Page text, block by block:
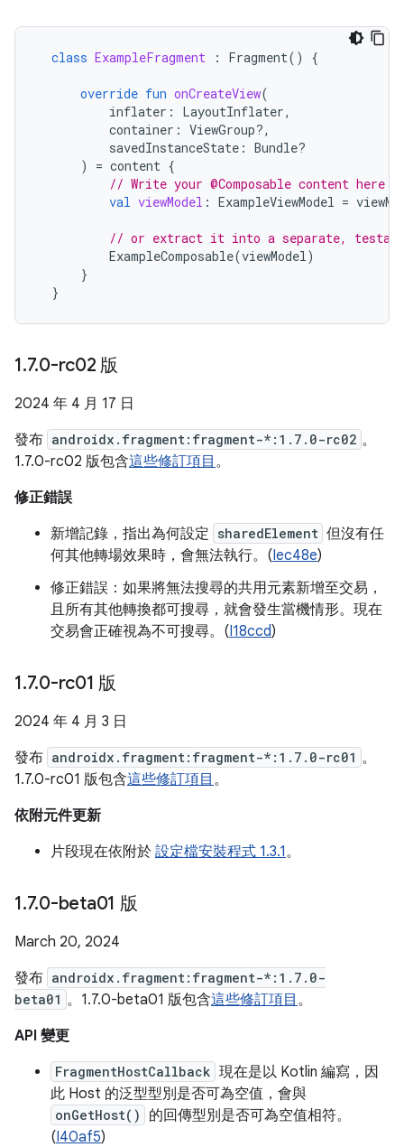
class ExampleFragment : Fragment() {
override fun onCreateView(
inflater : LayoutInflater,
container : ViewGroup?,
savedInstanceState : Bundle?
)
= content {
// Write your @Composable content here
val viewModel : ExampleViewModel =
// or extract it into a separate,
ExampleComposable(viewModel)
}
}
1.7.0-rc02 版
2024 年 4 月 17 日
發布 androidx.fragment:fragment-*:1.7.0-rc02 。
1.7.0-rc02 版包含這些修訂項目 。
修正錯誤
新增記錄，指出為何設定 sharedElement 但沒有任
何其他轉場效果時，會無法執行。(Iec48e)
修正錯誤：如果將無法搜尋的共用元素新增至交易，
且所有其他轉換都可搜尋，就會發生當機情形。現在
交易會正確視為不可搜尋。(I18ccd)
1.7.0-rc01 版
2024 年 4 月 3 日
發布 androidx.fragment:fragment-*:1.7.0-rc01 。
1.7.0-rc01 版包含這些修訂項目 。
依附元件更新
片段現在依附於 設定檔安裝程式 1.3.1。
1.7.0-beta01 版
March 20, 2024
發布 androidx.fragment:fragment-*:1.7.0-
beta01 。1.7.0-beta01 版包含這些修訂項目 。
API 變更
FragmentHostCallback 現在是以 Kotlin 編寫，因
此 Host 的泛型型別是否可為空值，會與
onGetHost()
的回傳型別是否可為空值相符。
(I40af5)